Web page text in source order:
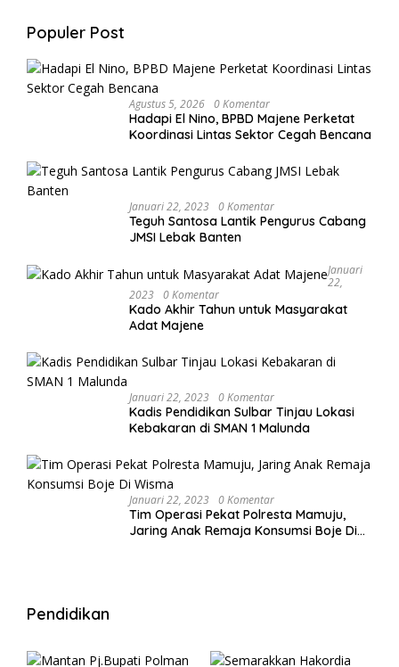
Populer Post
Agustus 5, 2026 0 Komentar
Hadapi El Nino, BPBD Majene Perketat
Koordinasi Lintas Sektor Cegah Bencana
Januari 22, 2023 0 Komentar
Teguh Santosa Lantik Pengurus Cabang
JMSI Lebak Banten
Januari
22,
2023 0 Komentar
Kado Akhir Tahun untuk Masyarakat
Adat Majene
Januari 22, 2023 0 Komentar
Kadis Pendidikan Sulbar Tinjau Lokasi
Kebakaran di SMAN 1 Malunda
Januari 22, 2023 0 Komentar
Tim Operasi Pekat Polresta Mamuju,
Jaring Anak Remaja Konsumsi Boje Di
Pendidikan